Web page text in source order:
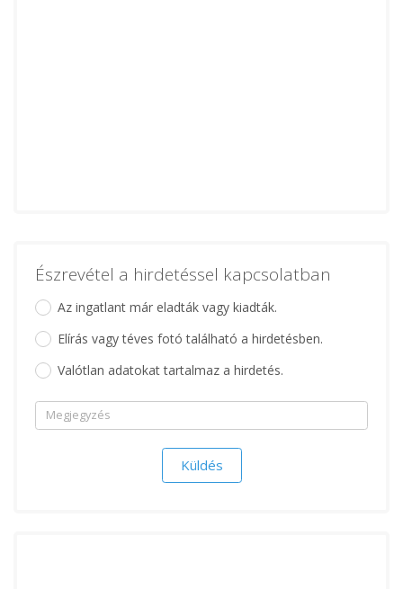
Észrevétel a hirdetéssel kapcsolatban
Az ingatlant már eladták vagy kiadták.
Elírás vagy téves fotó található a hirdetésben.
Valótlan adatokat tartalmaz a hirdetés.